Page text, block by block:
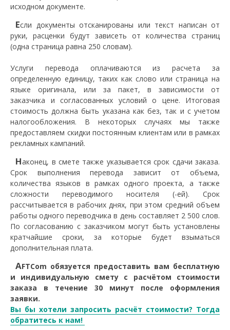
исходном документе.
Если документы отсканированы или текст написан от
руки, расценки будут зависеть от количества страниц
(одна страница равна 250 словам).
Услуги перевода оплачиваются из расчета за
определенную единицу, таких как слово или страница на
языке оригинала, или за пакет, в зависимости от
заказчика и согласованных условий о цене. Итоговая
стоимость должна быть указана как без, так и с учетом
налогообложения. В некоторых случаях мы также
предоставляем скидки постоянным клиентам или в рамках
рекламных кампаний.
Наконец, в смете также указывается срок сдачи заказа.
Срок выполнения перевода зависит от объема,
количества языков в рамках одного проекта, а также
сложности переводимого носителя (-ей). Срок
рассчитывается в рабочих днях, при этом средний объем
работы одного переводчика в день составляет 2 500 слов.
По согласованию с заказчиком могут быть установлены
кратчайшие сроки, за которые будет взыматься
дополнительная плата.
AFTCom обязуется предоставить вам бесплатную
и индивидуальную смету с расчётом стоимости
заказа в течение 30 минут после оформления
заявки.
Вы бы хотели запросить расчёт стоимости? Тогда
обратитесь к нам!